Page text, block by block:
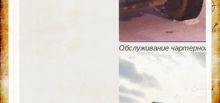
Обслуживание чартерного